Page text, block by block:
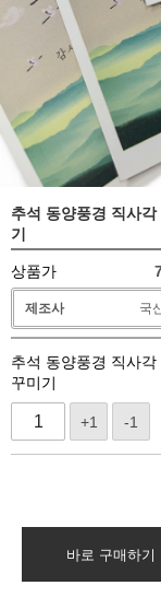
추석 동양풍경 직사
기
상품가
제조사 국
추석 동양풍경 직사
꾸미기
+1 -1
바로 구매하기